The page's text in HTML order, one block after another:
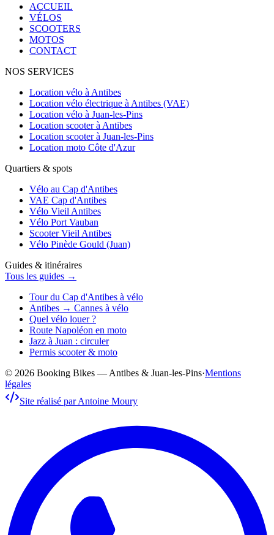
ACCUEIL
VÉLOS
SCOOTERS
MOTOS
CONTACT
NOS SERVICES
Location vélo à Antibes
Location vélo électrique à Antibes (VAE)
Location vélo à Juan-les-Pins
Location scooter à Antibes
Location scooter à Juan-les-Pins
Location moto Côte d'Azur
Quartiers & spots
Vélo au Cap d'Antibes
VAE Cap d'Antibes
Vélo Vieil Antibes
Vélo Port Vauban
Scooter Vieil Antibes
Vélo Pinède Gould (Juan)
Guides & itinéraires
Tous les guides →
Tour du Cap d'Antibes à vélo
Antibes → Cannes à vélo
Quel vélo louer ?
Route Napoléon en moto
Jazz à Juan : circuler
Permis scooter & moto
© 2026 Booking Bikes — Antibes & Juan-les-Pins·Mentions
légales
Site réalisé par Antoine Moury